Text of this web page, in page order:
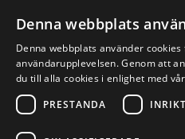
Denna webbplats
Denna webbplats använder
användarupplevelsen. Genom att
du till alla cookies i enlighet med
PRESTANDA